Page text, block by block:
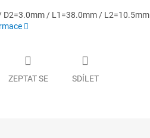
D2=3.0mm / L1=38.0mm / L2=10.5mm
ZEPTAT SE SDÍLET